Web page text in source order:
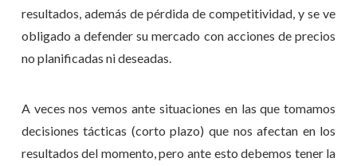
resultados, además de pérdida de competitividad, y se ve
obligado a defender su mercado con acciones de precios
no planificadas ni deseadas.
A veces nos vemos ante situaciones en las que tomamos
decisiones tácticas (corto plazo) que nos afectan en los
resultados del momento, pero ante esto debemos tener la